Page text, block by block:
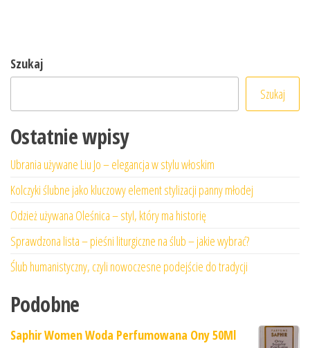
Szukaj
Szukaj
Ostatnie wpisy
Ubrania używane Liu Jo – elegancja w stylu włoskim
Kolczyki ślubne jako kluczowy element stylizacji panny młodej
Odzież używana Oleśnica – styl, który ma historię
Sprawdzona lista – pieśni liturgiczne na ślub – jakie wybrać?
Ślub humanistyczny, czyli nowoczesne podejście do tradycji
Podobne
Saphir Women Woda Perfumowana Ony 50Ml